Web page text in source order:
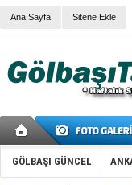
Ana Sayfa Sitene Ekle
GÖLBAŞI GÜNCEL